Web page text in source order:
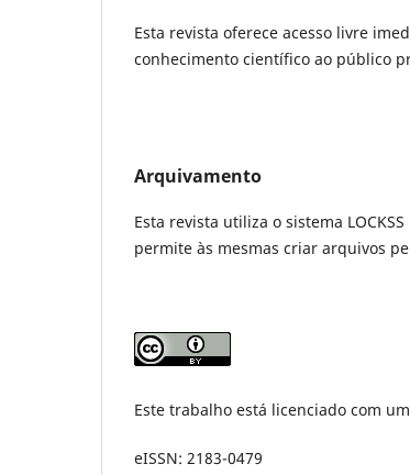
Esta revista oferece acesso livre
conhecimento científico ao público
Arquivamento
Esta revista utiliza o sistema
permite às mesmas criar arquivos
Este trabalho está licenciado com
eISSN: 2183-0479